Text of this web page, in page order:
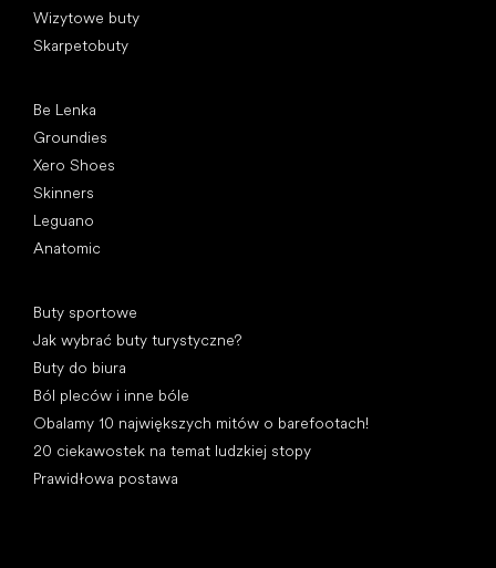
Wizytowe buty
Skarpetobuty
Be Lenka
Groundies
Xero Shoes
Skinners
Leguano
Anatomic
Buty sportowe
Jak wybrać buty turystyczne?
Buty do biura
Ból pleców i inne bóle
Obalamy 10 największych mitów o barefootach!
20 ciekawostek na temat ludzkiej stopy
Prawidłowa postawa